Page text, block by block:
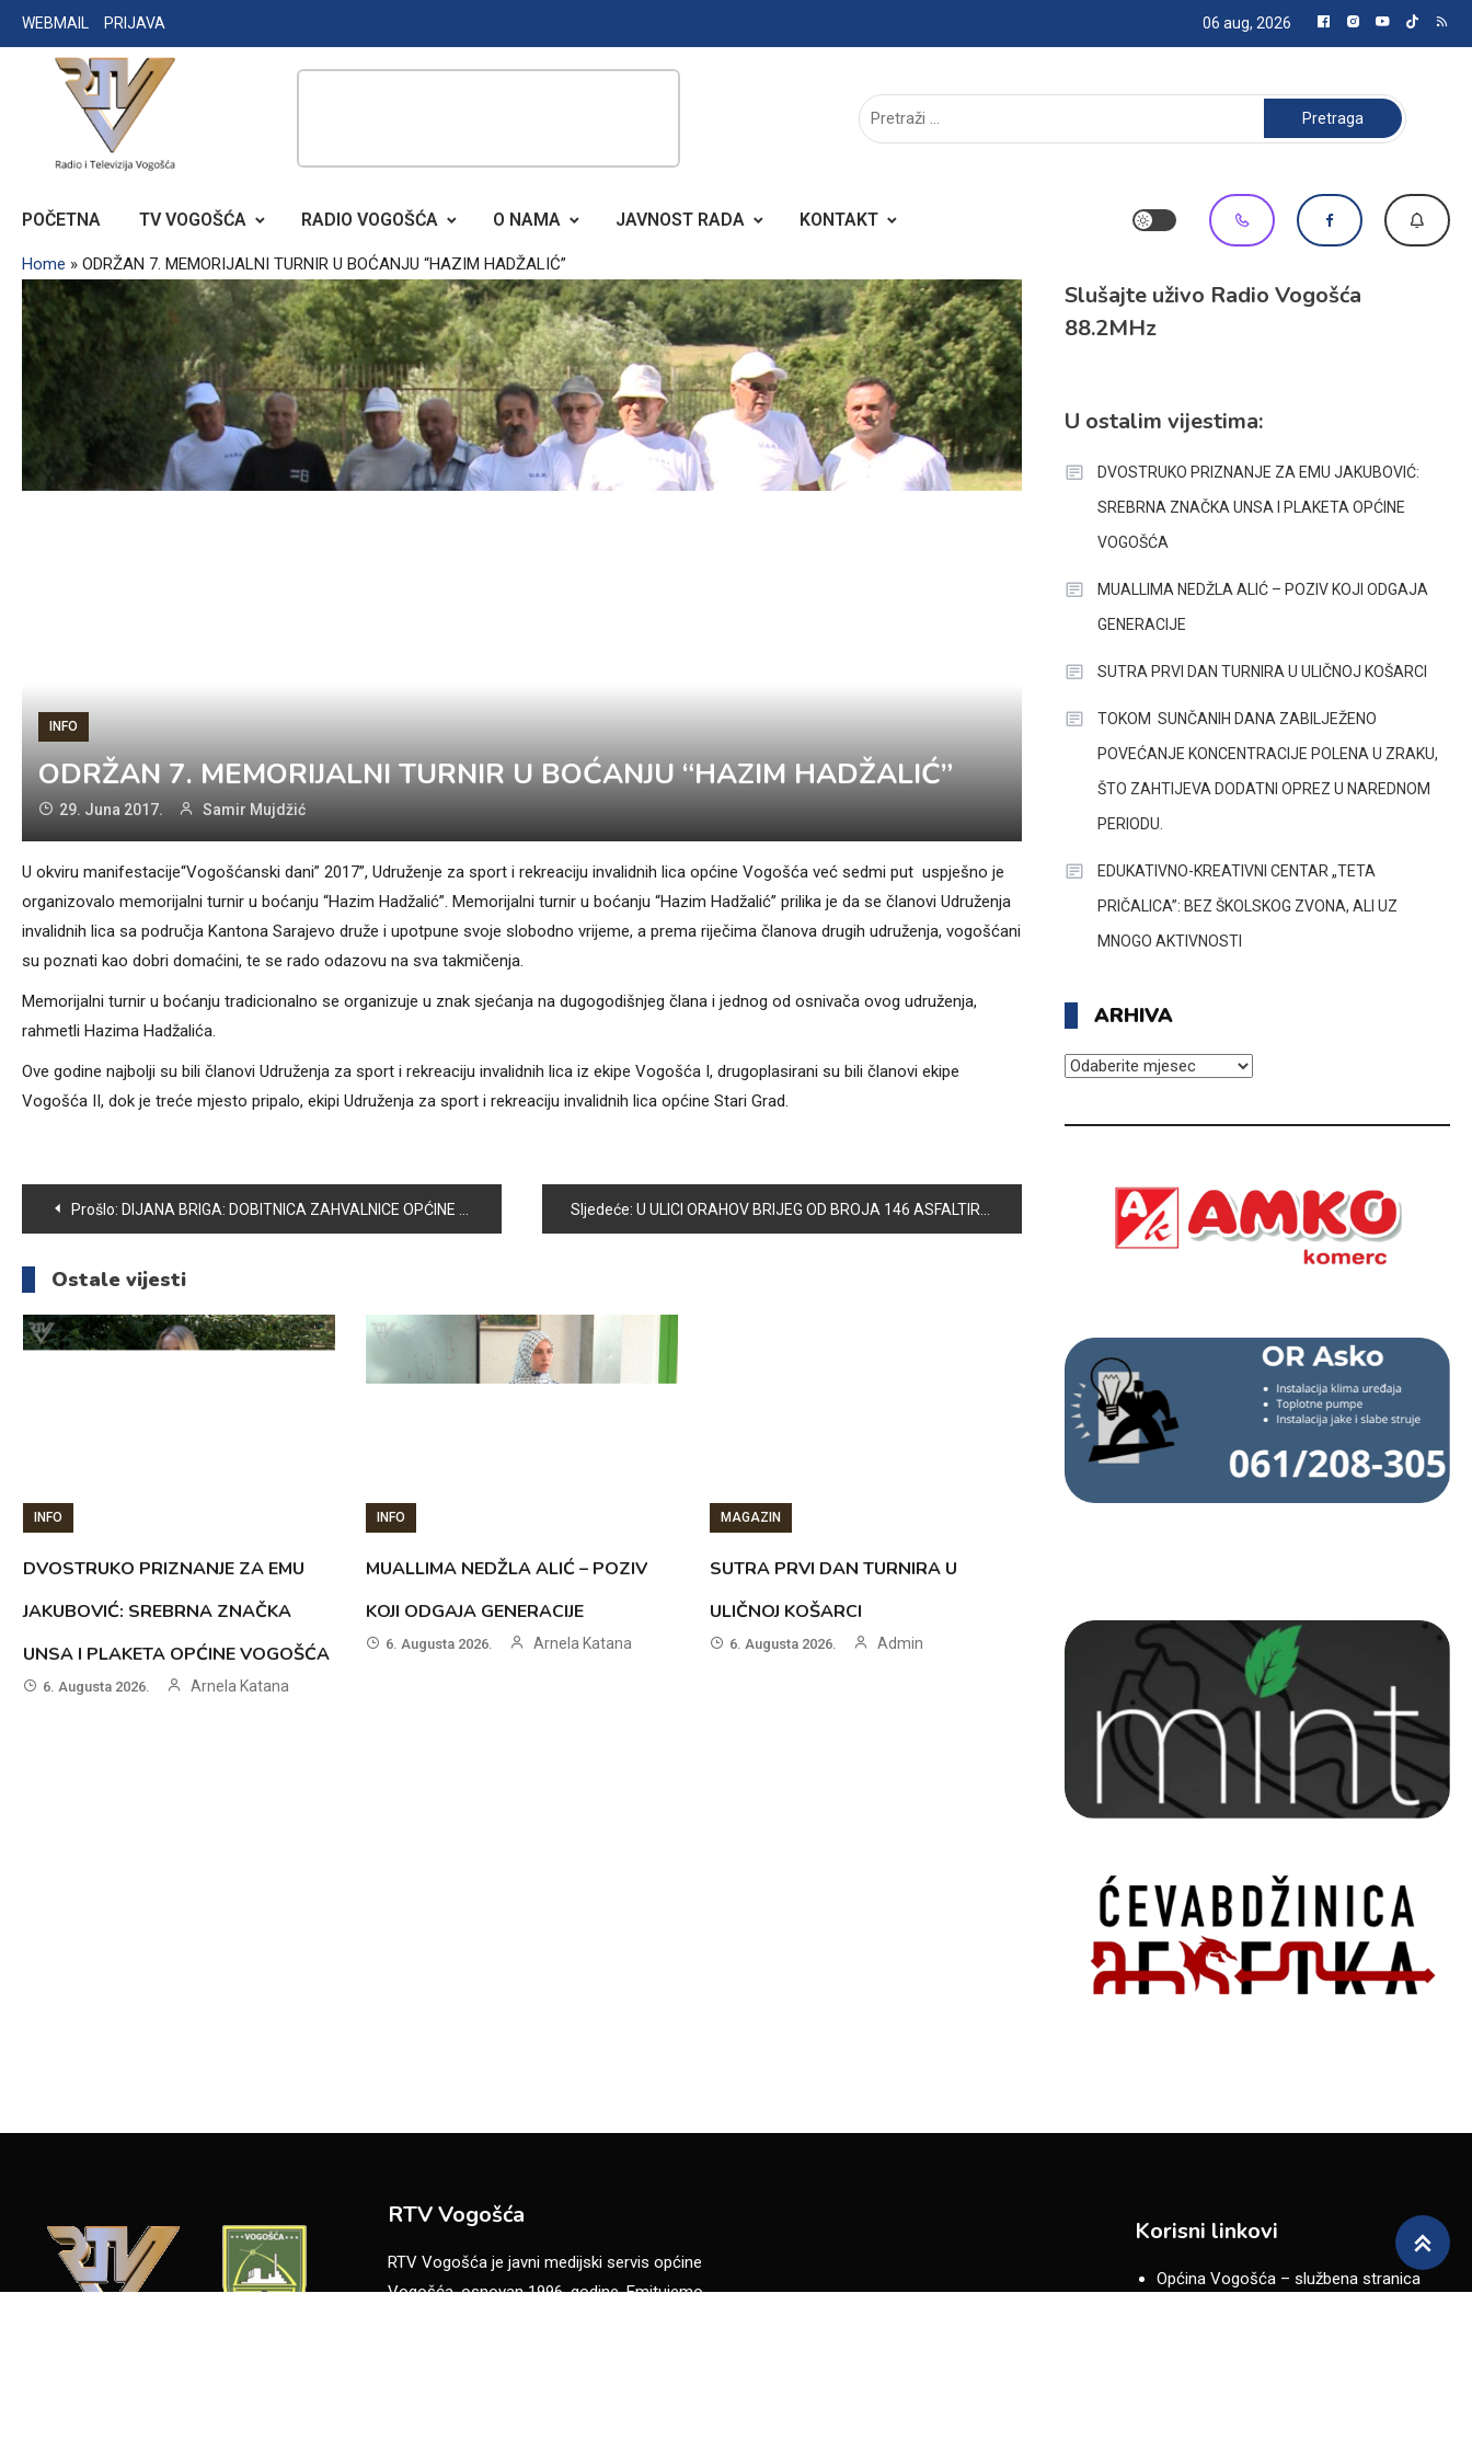
Skip
to
WEBMAIL PRIJAVA 06 aug, 2026
RADIO TELEVIZIJA VOGOŠĆA
Pretraga:
POČETNA TV VOGOŠĆA RADIO VOGOŠĆA O NAMA JAVNOST RADA KONTAKT
Home » ODRŽAN 7. MEMORIJALNI TURNIR U BOĆANJU “HAZIM HADŽALIĆ”
INFO
ODRŽAN 7. MEMORIJALNI TURNIR U BOĆANJU “HAZIM HADŽALIĆ”
29. Juna 2017. Samir Mujdžić
U okviru manifestacije“Vogošćanski dani” 2017”, Udruženje za sport i rekreaciju invalidnih lica općine Vogošća već sedmi put uspješno je
organizovalo memorijalni turnir u boćanju “Hazim Hadžalić”. Memorijalni turnir u boćanju “Hazim Hadžalić” prilika je da se članovi Udruženja
invalidnih lica sa područja Kantona Sarajevo druže i upotpune svoje slobodno vrijeme, a prema riječima članova drugih udruženja, vogošćani
su poznati kao dobri domaćini, te se rado odazovu na sva takmičenja.
Memorijalni turnir u boćanju tradicionalno se organizuje u znak sjećanja na dugogodišnjeg člana i jednog od osnivača ovog udruženja,
rahmetli Hazima Hadžalića.
Ove godine najbolji su bili članovi Udruženja za sport i rekreaciju invalidnih lica iz ekipe Vogošća I, drugoplasirani su bili članovi ekipe
Vogošća II, dok je treće mjesto pripalo, ekipi Udruženja za sport i rekreaciju invalidnih lica općine Stari Grad.
Navigacija
članaka
Prošlo: DIJANA BRIGA: DOBITNICA ZAHVALNICE OPĆINE VOGOŠĆA Sljedeće: U ULICI ORAHOV BRIJEG OD BROJA 146 ASFALTIRAN DIO SAOBRAĆAJNICE
Ostale vijesti
INFO
DVOSTRUKO PRIZNANJE ZA EMU
JAKUBOVIĆ: SREBRNA ZNAČKA
UNSA I PLAKETA OPĆINE VOGOŠĆA
6. Augusta 2026. Arnela Katana
INFO
MUALLIMA NEDŽLA ALIĆ – POZIV
KOJI ODGAJA GENERACIJE
6. Augusta 2026. Arnela Katana
MAGAZIN
SUTRA PRVI DAN TURNIRA U
ULIČNOJ KOŠARCI
6. Augusta 2026. Admin
Slušajte uživo Radio Vogošća
88.2MHz
U ostalim vijestima:
DVOSTRUKO PRIZNANJE ZA EMU JAKUBOVIĆ:
SREBRNA ZNAČKA UNSA I PLAKETA OPĆINE
VOGOŠĆA
MUALLIMA NEDŽLA ALIĆ – POZIV KOJI ODGAJA
GENERACIJE
SUTRA PRVI DAN TURNIRA U ULIČNOJ KOŠARCI
TOKOM SUNČANIH DANA ZABILJEŽENO
POVEĆANJE KONCENTRACIJE POLENA U ZRAKU,
ŠTO ZAHTIJEVA DODATNI OPREZ U NAREDNOM
PERIODU.
EDUKATIVNO-KREATIVNI CENTAR „TETA
PRIČALICA”: BEZ ŠKOLSKOG ZVONA, ALI UZ
MNOGO AKTIVNOSTI
ARHIVA
ARHIVA
RTV Vogošća
RTV Vogošća je javni medijski servis općine
Vogošća, osnovan 1996. godine. Emitujemo
Korisni linkovi
Općina Vogošća – službena stranica